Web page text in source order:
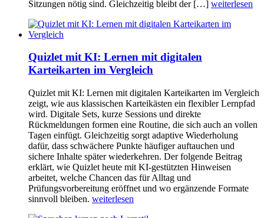
Sitzungen nötig sind. Gleichzeitig bleibt der […] weiterlesen
Quizlet mit KI: Lernen mit digitalen
Karteikarten im Vergleich
Quizlet mit KI: Lernen mit digitalen Karteikarten im Vergleich
zeigt, wie aus klassischen Karteikästen ein flexibler Lernpfad
wird. Digitale Sets, kurze Sessions und direkte
Rückmeldungen formen eine Routine, die sich auch an vollen
Tagen einfügt. Gleichzeitig sorgt adaptive Wiederholung
dafür, dass schwächere Punkte häufiger auftauchen und
sichere Inhalte später wiederkehren. Der folgende Beitrag
erklärt, wie Quizlet heute mit KI-gestützten Hinweisen
arbeitet, welche Chancen das für Alltag und
Prüfungsvorbereitung eröffnet und wo ergänzende Formate
sinnvoll bleiben. weiterlesen